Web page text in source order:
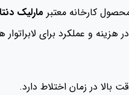
کارخانه معتبر مارلیک
هزینه و عملکرد برای
بالا در زمان اختلاط دارد.